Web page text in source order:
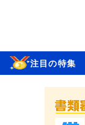
注目の特集